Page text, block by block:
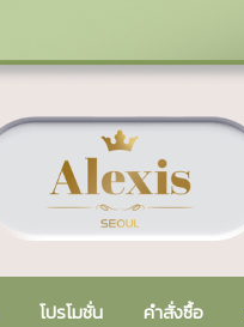
โปรโมชั่น คำสั่งซื้อ